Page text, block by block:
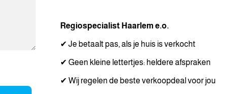
Regiospecialist Haarlem e.o.
✔ Je betaalt pas, als je huis is verkocht
✔ Geen kleine lettertjes: heldere afspraken
✔ Wij regelen de beste verkoopdeal voor jou